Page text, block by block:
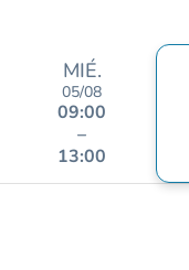
MIÉ.
05/08
09:00
–
13:00